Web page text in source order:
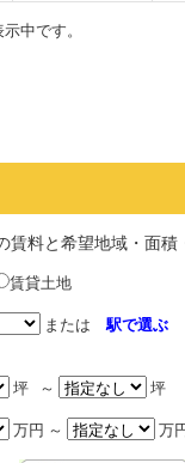
中です。
賃料と希望地域・面積
賃貸土地
または駅で選ぶ
坪 ～ 坪
万円 ～ 万